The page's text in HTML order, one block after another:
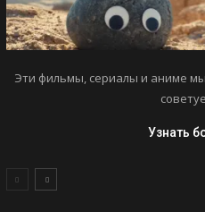
Эти фильмы, сериалы и аниме
Узнать